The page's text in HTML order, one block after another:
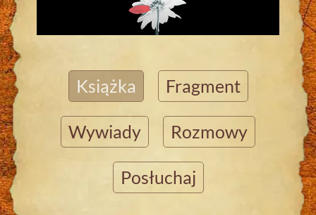
Książka Fragment
Wywiady Rozmowy
Posłuchaj